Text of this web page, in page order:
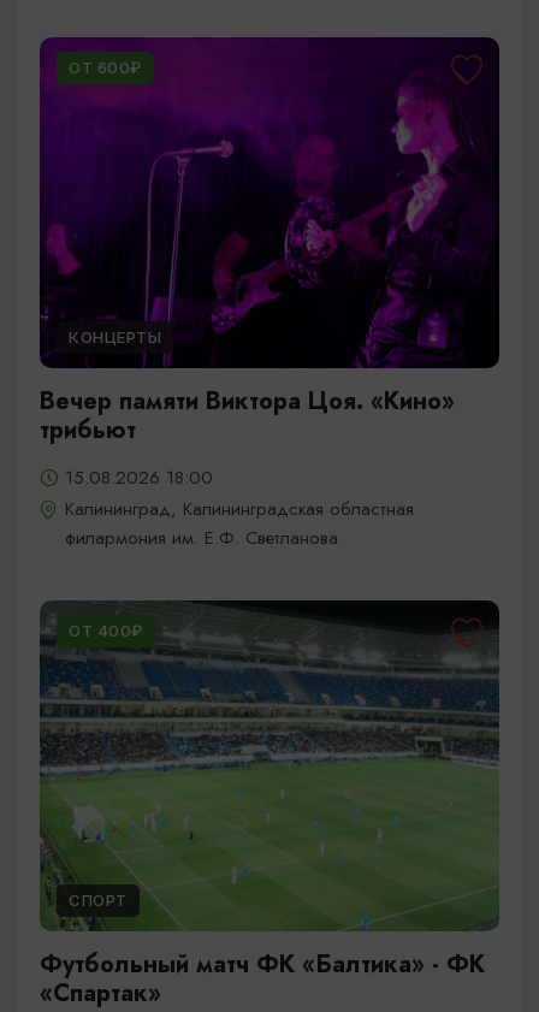
ОТ 600₽
КОНЦЕРТЫ
Вечер памяти Виктора Цоя. «Кино»
трибьют
15.08.2026 18:00
Калининград, Калининградская областная
филармония им. Е.Ф. Светланова
ОТ 400₽
СПОРТ
Футбольный матч ФК «Балтика» - ФК
«Спартак»